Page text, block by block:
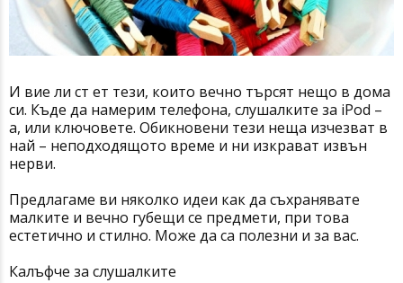
И вие ли ст ет тези, които вечно търсят нещо в дома
си. Къде да намерим телефона, слушалките за iPod –
а, или ключовете. Обикновени тези неща изчезват в
най – неподходящото време и ни изкрават извън
нерви.
Предлагаме ви няколко идеи как да съхранявате
малките и вечно губещи се предмети, при това
естетично и стилно. Може да са полезни и за вас.
Калъфче за слушалките